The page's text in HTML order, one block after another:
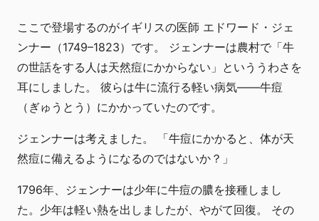
ここで登場するのがイギリスの医師 エドワード・ジェ
ンナー（1749–1823）です。 ジェンナーは農村で「牛
の世話をする人は天然痘にかからない」といううわさを
耳にしました。 彼らは牛に流行る軽い病気――牛痘
（ぎゅうとう）にかかっていたのです。
ジェンナーは考えました。 「牛痘にかかると、体が天
然痘に備えるようになるのではないか？」
1796年、ジェンナーは少年に牛痘の膿を接種しまし
た。少年は軽い熱を出しましたが、やがて回復。 その